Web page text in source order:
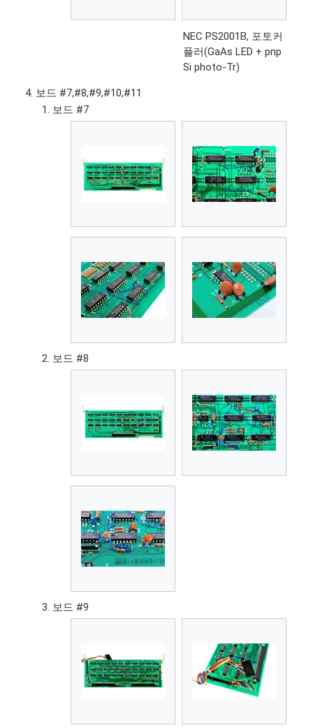
NEC PS2001B, 포토커
플러(GaAs LED + pnp
Si photo-Tr)
보드 #7,#8,#9,#10,#11
보드 #7
보드 #8
보드 #9